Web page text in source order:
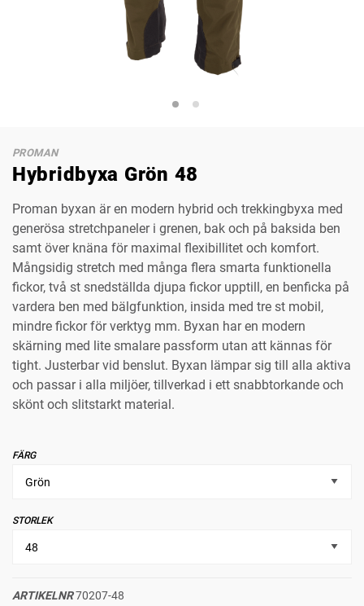
PROMAN
Hybridbyxa Grön 48
Proman byxan är en modern hybrid och trekkingbyxa med
generösa stretchpaneler i grenen, bak och på baksida ben
samt över knäna för maximal flexibillitet och komfort.
Mångsidig stretch med många flera smarta funktionella
fickor, två st snedställda djupa fickor upptill, en benficka på
vardera ben med bälgfunktion, insida med tre st mobil,
mindre fickor för verktyg mm. Byxan har en modern
skärning med lite smalare passform utan att kännas för
tight. Justerbar vid benslut. Byxan lämpar sig till alla aktiva
och passar i alla miljöer, tillverkad i ett snabbtorkande och
skönt och slitstarkt material.
FÄRG
STORLEK
ARTIKELNR70207-48